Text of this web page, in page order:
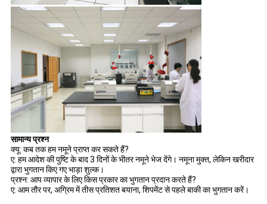
सामान्य प्रश्न
क्यू: कब तक हम नमूने प्राप्त कर सकते हैं?
ए: हम आदेश की पुष्टि के बाद 3 दिनों के भीतर नमूने भेज देंगे। नमूना मुक्त, लेकिन खरीदार
द्वारा भुगतान किए गए भाड़ा शुल्क।
प्रश्न: आप व्यापार के लिए किस प्रकार का भुगतान प्रदान करते हैं?
ए: आम तौर पर, अग्रिम में तीस प्रतिशत बयाना, शिपमेंट से पहले बाकी का भुगतान करें।